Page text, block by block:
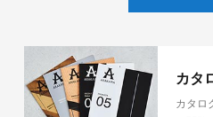
カタ
カタロ